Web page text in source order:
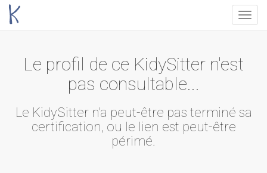
Menu
Le profil de ce KidySitter n'est
pas consultable...
Le KidySitter n'a peut-être pas terminé sa
certification, ou le lien est peut-être
périmé.